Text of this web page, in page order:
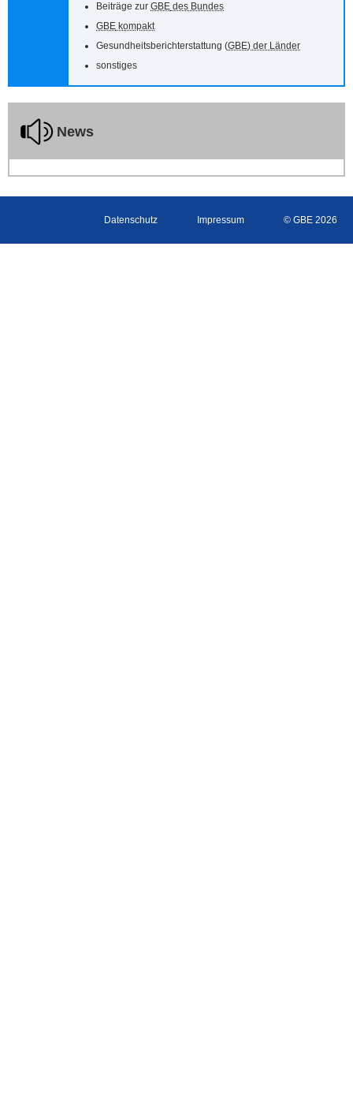
Beiträge zur GBE des Bundes
GBE kompakt
Gesundheitsberichterstattung (GBE) der Länder
sonstiges
News
Datenschutz Impressum © GBE 2026